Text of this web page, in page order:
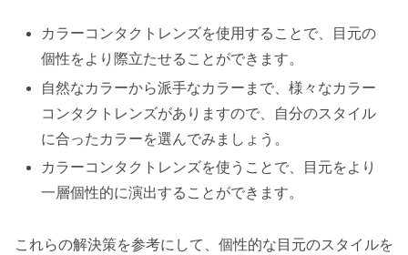
カラーコンタクトレンズを使用することで、目元の
個性をより際立たせることができます。
自然なカラーから派手なカラーまで、様々なカラー
コンタクトレンズがありますので、自分のスタイル
に合ったカラーを選んでみましょう。
カラーコンタクトレンズを使うことで、目元をより
一層個性的に演出することができます。
これらの解決策を参考にして、個性的な目元のスタイルを